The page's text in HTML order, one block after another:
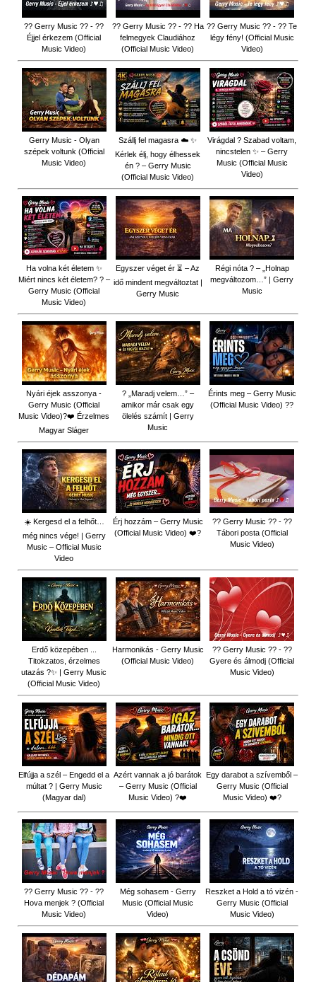
?? Gerry Music ?? - ??
Éjjel érkezem (Official
Music Video)
?? Gerry Music ?? - ?? Ha
felmegyek Claudiához
(Official Music Video)
?? Gerry Music ?? - ?? Te
légy fény! (Official Music
Video)
Gerry Music - Olyan
szépek voltunk (Official
Music Video)
Szállj fel magasra ☁️ ✨
Kérlek élj, hogy élhessek
én ? – Gerry Music
(Official Music Video)
Virágdal ? Szabad voltam,
nincstelen ✨ – Gerry
Music (Official Music
Video)
Ha volna két életem ✨
Miért nincs két életem? ? –
Gerry Music (Official
Music Video)
Egyszer véget ér ⏳ – Az
idő mindent megváltoztat |
Gerry Music
Régi nóta ? – „Holnap
megváltozom…” | Gerry
Music
Nyári éjek asszonya -
Gerry Music (Official
Music Video)?❤️ Érzelmes
Magyar Sláger
? „Maradj velem…” –
amikor már csak egy
ölelés számít | Gerry
Music
Érints meg – Gerry Music
(Official Music Video) ??
☀️ Kergesd el a felhőt…
még nincs vége! | Gerry
Music – Official Music
Video
Érj hozzám – Gerry Music
(Official Music Video) ❤️?
?? Gerry Music ?? - ??
Tábori posta (Official
Music Video)
Erdő közepében ...
Titokzatos, érzelmes
utazás ?✨ | Gerry Music
(Official Music Video)
Harmonikás - Gerry Music
(Official Music Video)
?? Gerry Music ?? - ??
Gyere és álmodj (Official
Music Video)
Elfújja a szél – Engedd el a
múltat ? | Gerry Music
(Magyar dal)
Azért vannak a jó barátok
– Gerry Music (Official
Music Video) ?❤️
Egy darabot a szívemből –
Gerry Music (Official
Music Video) ❤️?
?? Gerry Music ?? - ??
Hova menjek ? (Official
Music Video)
Még sohasem - Gerry
Music (Official Music
Video)
Reszket a Hold a tó vizén -
Gerry Music (Official
Music Video)